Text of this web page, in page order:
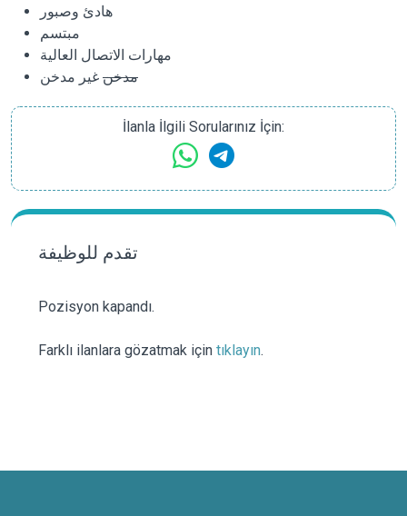
هادئ وصبور
مبتسم
مهارات الاتصال العالية
مدخن غير مدخن
İlanla İlgili Sorularınız İçin:
تقدم للوظيفة
Pozisyon kapandı.
Farklı ilanlara gözatmak için tıklayın.